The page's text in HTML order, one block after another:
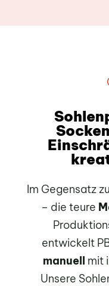
Im Gegensatz
– die teure
entwickelt
manuell mit
Unsere